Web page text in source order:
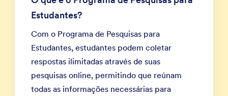
Estudantes?
Com o Programa de Pesquisas para
Estudantes, estudantes podem coletar
respostas ilimitadas através de suas
pesquisas online, permitindo que reúnam
todas as informações necessárias para